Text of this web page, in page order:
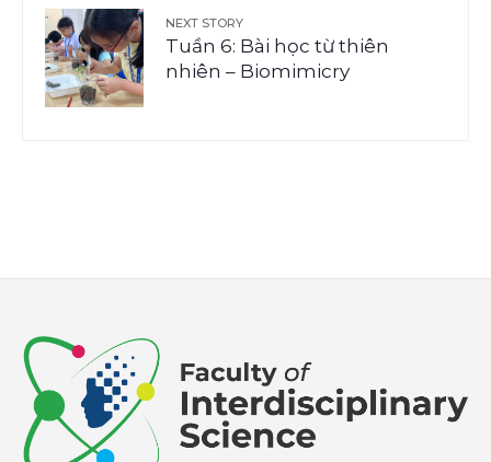
NEXT STORY
Tuần 6: Bài học từ thiên
nhiên – Biomimicry